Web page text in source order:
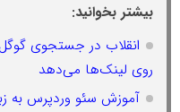
بیشتر بخوانید:
روی لینک‌ها می‌دهد
آموزش سئو وردپرس به